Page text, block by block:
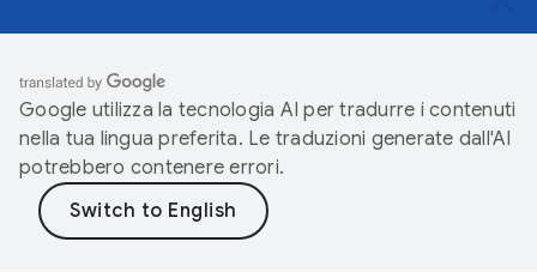
Google utilizza la tecnologia AI per tradurre i contenuti
nella tua lingua preferita. Le traduzioni generate dall'AI
potrebbero contenere errori.